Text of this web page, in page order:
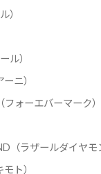
）
ル）
ニ）
ォーエバーマーク）
（ラザールダイヤモ
ト）